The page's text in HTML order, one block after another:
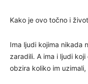
Kako je ovo točno i
Ima ljudi kojima nikada
zaradili. A ima i ljudi
obzira koliko im uzimali,